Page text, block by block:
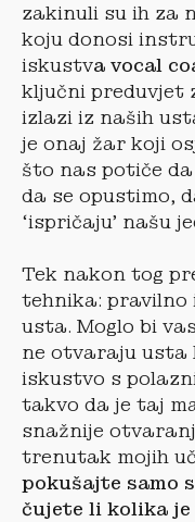
zakinuli su ih za
koju donosi
iskustva vocal
ključni preduvjet
izlazi iz naših
je onaj žar koji
što nas potiče
da se opustimo,
‘ispričaju’ našu
Tek nakon tog
tehnika: pravilno
usta. Moglo bi
ne otvaraju usta
iskustvo s
takvo da je taj
snažnije
trenutak mojih
pokušajte samo
čujete li kolika